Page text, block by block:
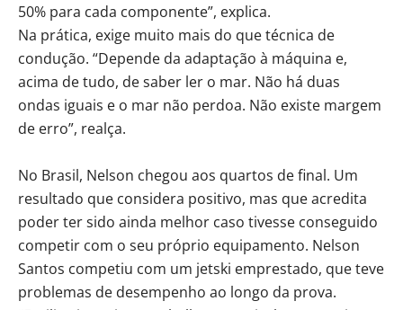
50% para cada componente”, explica.
Na prática, exige muito mais do que técnica de
condução. “Depende da adaptação à máquina e,
acima de tudo, de saber ler o mar. Não há duas
ondas iguais e o mar não perdoa. Não existe margem
de erro”, realça.
No Brasil, Nelson chegou aos quartos de final. Um
resultado que considera positivo, mas que acredita
poder ter sido ainda melhor caso tivesse conseguido
competir com o seu próprio equipamento. Nelson
Santos competiu com um jetski emprestado, que teve
problemas de desempenho ao longo da prova.